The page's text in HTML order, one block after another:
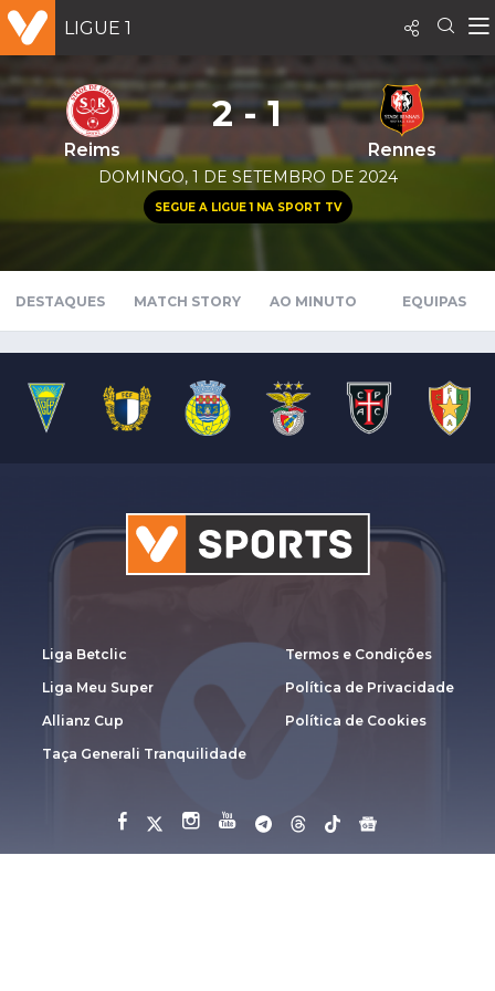
LIGUE 1
Reims
2 - 1
Rennes
DOMINGO, 1 DE SETEMBRO DE 2024
SEGUE A LIGUE 1 NA SPORT TV
DESTAQUES MATCH STORY AO MINUTO EQUIPAS
Liga Betclic
Liga Meu Super
Allianz Cup
Taça Generali Tranquilidade
Termos e Condições
Política de Privacidade
Política de Cookies